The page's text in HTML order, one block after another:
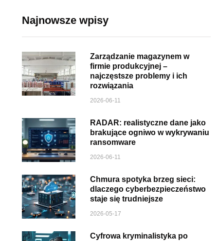
Najnowsze wpisy
Zarządzanie magazynem w
firmie produkcyjnej –
najczęstsze problemy i ich
rozwiązania
2026-06-11
RADAR: realistyczne dane jako
brakujące ogniwo w wykrywaniu
ransomware
2026-06-11
Chmura spotyka brzeg sieci:
dlaczego cyberbezpieczeństwo
staje się trudniejsze
2026-05-17
Cyfrowa kryminalistyka po